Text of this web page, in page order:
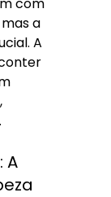
a
A
A